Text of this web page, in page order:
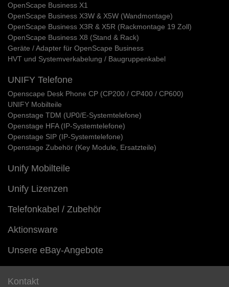
OpenScape Business X1
OpenScape Business X3W & X5W (Wandmontage)
OpenScape Business X3R & X5R (Rackmontage 19 Zoll)
OpenScape Business X8 (Stand & Rack)
Geräte / Adapter für OpenScape Business
HVT und Systemverkabelung / Baugruppenkabel
UNIFY Telefone
Openscape Desk Phone CP (CP200 / CP400 / CP600)
UNIFY Mobilteile
Openstage TDM (UP0/E-Systemtelefone)
Openstage HFA (IP-Systemtelefone)
Openstage SIP (IP-Systemtelefone)
Openstage Zubehör (Key Module, Ersatzteile)
Unify Mobilteile
Unify Lizenzen
Telefonkabel / Zubehör
Aktionsware
Unsere eBay-Angebote
Kontakt